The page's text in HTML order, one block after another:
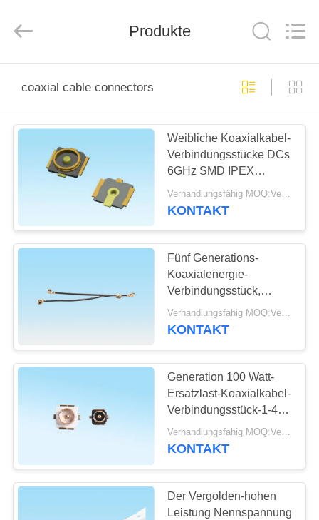
PRODUKTE
ÜBER
FABRIK-
AUSFLUG
QUALITÄTSKONTROLLE
TRETEN
SIE
VERBINDUNG
Rights
Reserved.
Produkte
coaxial cable connectors
Weibliche Koaxialkabel-
Verbindungsstücke DCs
6GHz SMD IPEX
anwendbare Frequenz
Verhandlungsfähig MOQ:Verhandelbar
KONTAKT
Fünf Generations-
Koaxialenergie-
Verbindungsstück,
Schnittstelle des Rf-
Kabel-doppelte Kopf-
Verhandlungsfähig MOQ:Verhandelbar
KONTAKT
Generation 100 Watt-
Ersatzlast-Koaxialkabel-
Verbindungsstück-1-4
mit Goldblitz
Verhandlungsfähig MOQ:Verhandelbar
KONTAKT
Der Vergolden-hohen
Leistung Nennspannung